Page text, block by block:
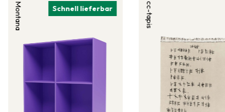
Schnell lieferbar
Montana cc-tapis